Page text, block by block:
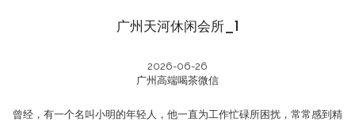
广州天河休闲会所_1
2026-06-26
广州高端喝茶微信
曾经，有一个名叫小明的年轻人，他一直为工作忙碌所困扰，常常感到精